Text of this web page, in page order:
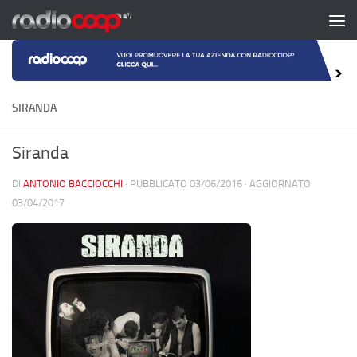
Salta al contenuto
SIRANDA
Siranda
DI ANTONIO BACCIOCCHI · PUBBLICATO 03/06/2016 · AGGIORNATO
03/04/2017